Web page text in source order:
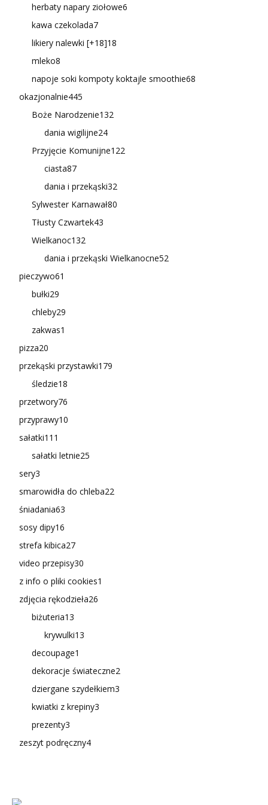
herbaty napary ziołowe6
kawa czekolada7
likiery nalewki [+18]18
mleko8
napoje soki kompoty koktajle smoothie68
okazjonalnie445
Boże Narodzenie132
dania wigilijne24
Przyjęcie Komunijne122
ciasta87
dania i przekąski32
Sylwester Karnawał80
Tłusty Czwartek43
Wielkanoc132
dania i przekąski Wielkanocne52
pieczywo61
bułki29
chleby29
zakwas1
pizza20
przekąski przystawki179
śledzie18
przetwory76
przyprawy10
sałatki111
sałatki letnie25
sery3
smarowidła do chleba22
śniadania63
sosy dipy16
strefa kibica27
video przepisy30
z info o pliki cookies1
zdjęcia rękodzieła26
biżuteria13
krywulki13
decoupage1
dekoracje świateczne2
dziergane szydełkiem3
kwiatki z krepiny3
prezenty3
zeszyt podręczny4